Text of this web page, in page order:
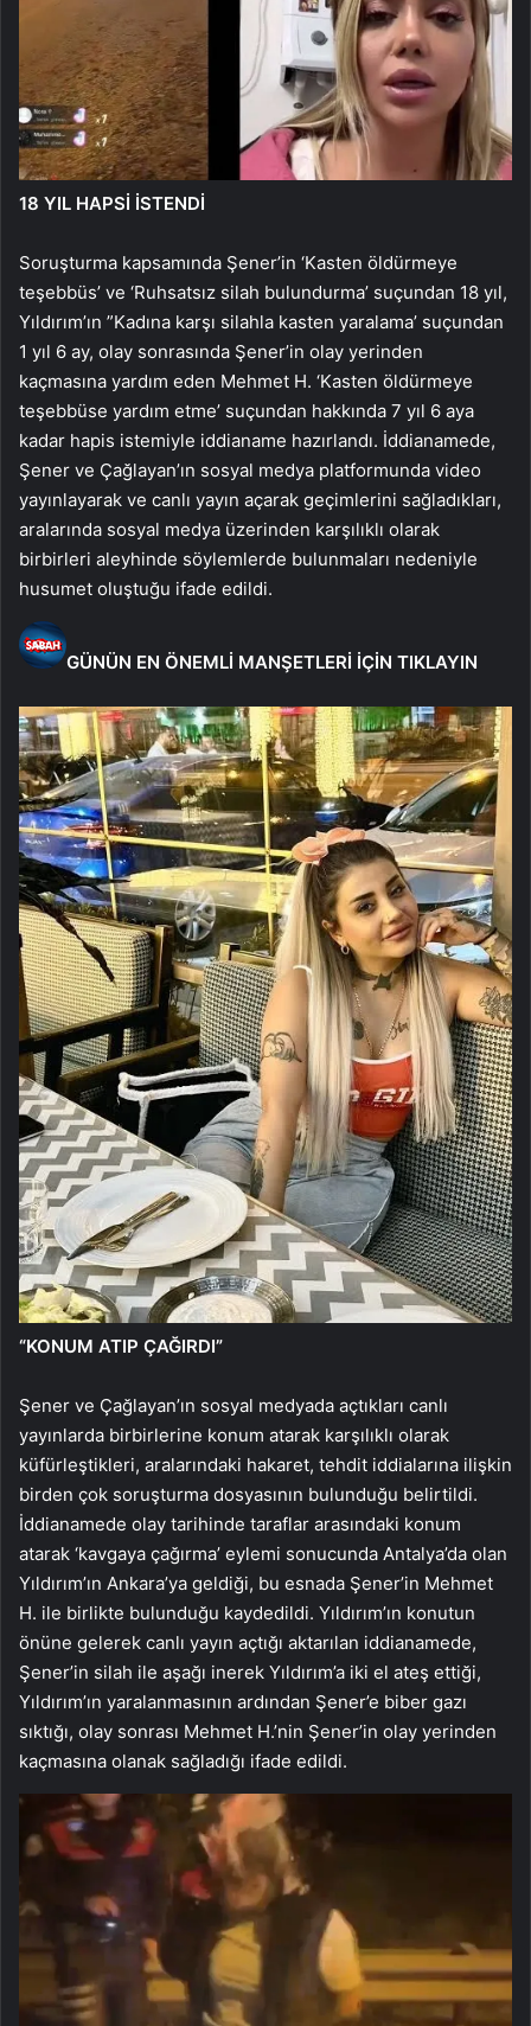
18 YIL HAPSİ İSTENDİ
Soruşturma kapsamında Şener’in ‘Kasten öldürmeye
teşebbüs’ ve ‘Ruhsatsız silah bulundurma’ suçundan 18 yıl,
Yıldırım’ın ”Kadına karşı silahla kasten yaralama’ suçundan
1 yıl 6 ay, olay sonrasında Şener’in olay yerinden
kaçmasına yardım eden Mehmet H. ‘Kasten öldürmeye
teşebbüse yardım etme’ suçundan hakkında 7 yıl 6 aya
kadar hapis istemiyle iddianame hazırlandı. İddianamede,
Şener ve Çağlayan’ın sosyal medya platformunda video
yayınlayarak ve canlı yayın açarak geçimlerini sağladıkları,
aralarında sosyal medya üzerinden karşılıklı olarak
birbirleri aleyhinde söylemlerde bulunmaları nedeniyle
husumet oluştuğu ifade edildi.
GÜNÜN EN ÖNEMLİ MANŞETLERİ İÇİN TIKLAYIN
“KONUM ATIP ÇAĞIRDI”
Şener ve Çağlayan’ın sosyal medyada açtıkları canlı
yayınlarda birbirlerine konum atarak karşılıklı olarak
küfürleştikleri, aralarındaki hakaret, tehdit iddialarına ilişkin
birden çok soruşturma dosyasının bulunduğu belirtildi.
İddianamede olay tarihinde taraflar arasındaki konum
atarak ‘kavgaya çağırma’ eylemi sonucunda Antalya’da olan
Yıldırım’ın Ankara’ya geldiği, bu esnada Şener’in Mehmet
H. ile birlikte bulunduğu kaydedildi. Yıldırım’ın konutun
önüne gelerek canlı yayın açtığı aktarılan iddianamede,
Şener’in silah ile aşağı inerek Yıldırım’a iki el ateş ettiği,
Yıldırım’ın yaralanmasının ardından Şener’e biber gazı
sıktığı, olay sonrası Mehmet H.’nin Şener’in olay yerinden
kaçmasına olanak sağladığı ifade edildi.